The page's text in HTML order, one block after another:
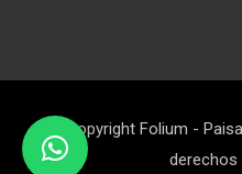
© Copyright Folium -
derechos